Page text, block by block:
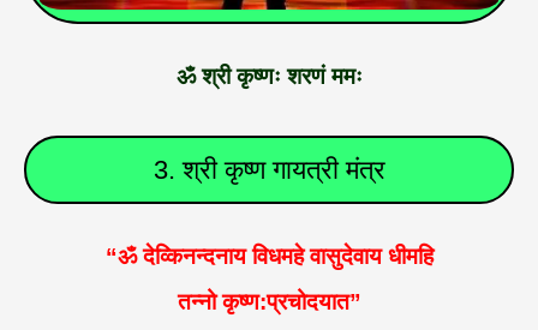
ॐ श्री कृष्णः शरणं ममः
3. श्री कृष्ण गायत्री मंत्र
“ॐ देव्किनन्दनाय विधमहे वासुदेवाय धीमहि
तन्नो कृष्ण:प्रचोदयात”